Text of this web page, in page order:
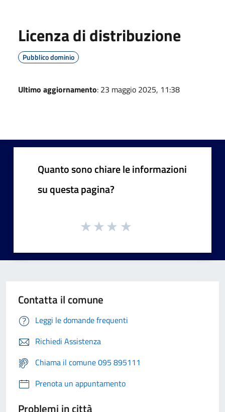
Licenza di distribuzione
Pubblico dominio
Ultimo aggiornamento: 23 maggio 2025, 11:38
Quanto sono chiare le informazioni
su questa pagina?
Contatta il comune
Leggi le domande frequenti
Richiedi Assistenza
Chiama il comune 095 895111
Prenota un appuntamento
Problemi in città